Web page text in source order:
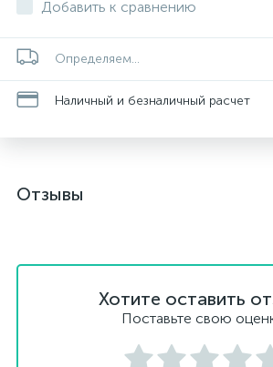
Добавить к сравнению
Определяем...
Наличный и безналичный расчет
Отзывы
Хотите оставить
Поставьте свою